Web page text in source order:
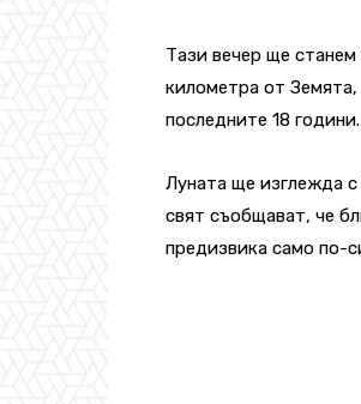
Тази вечер ще
километра от
последните 18 години.
Луната ще изглежда
свят съобщават, че
предизвика само по-